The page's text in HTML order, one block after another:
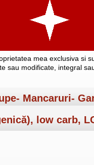
mea exclusiva si
modificate, integral
Mancaruri-
low carb,